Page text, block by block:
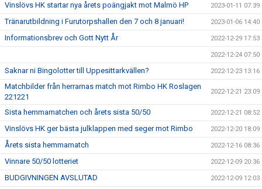
Vinslövs HK startar nya årets poängjakt mot Malmö HP 2023-01-11 07:39
Tränarutbildning i Furutorpshallen den 7 och 8 januari! 2023-01-06 14:40
Informationsbrev och Gott Nytt År 2022-12-29 17:53
2022-12-24 07:50
Saknar ni Bingolotter till Uppesittarkvällen? 2022-12-23 13:16
Matchbilder från herrarnas match mot Rimbo HK Roslagen
221221
2022-12-21 23:09
Sista hemmamatchen och årets sista 50/50 2022-12-21 08:52
Vinslövs HK ger bästa julklappen med seger mot Rimbo 2022-12-20 18:09
Årets sista hemmamatch 2022-12-16 08:36
Vinnare 50/50 lotteriet 2022-12-09 20:36
BUDGIVNINGEN AVSLUTAD 2022-12-09 12:03